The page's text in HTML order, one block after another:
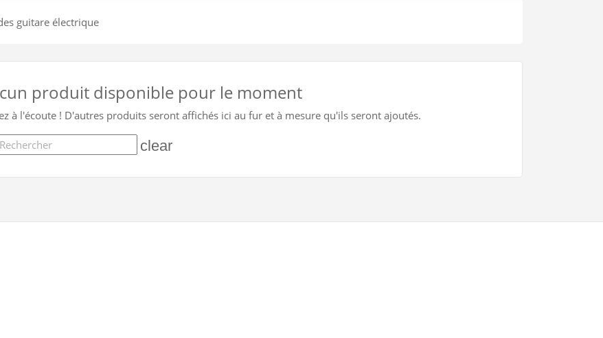
produit disponible pour le moment
à l'écoute ! D'autres produits seront affichés ici au fur et à mesure qu'ils seront ajoutés.
clear